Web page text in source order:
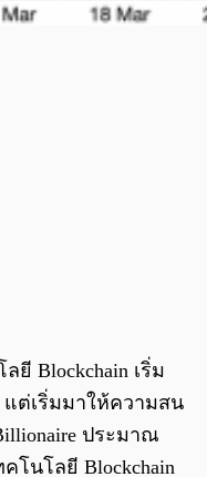
Blockchain เริ่ม
ต่เริ่มมาให้ความสน
ประมาณ
โนโลยี Blockchain